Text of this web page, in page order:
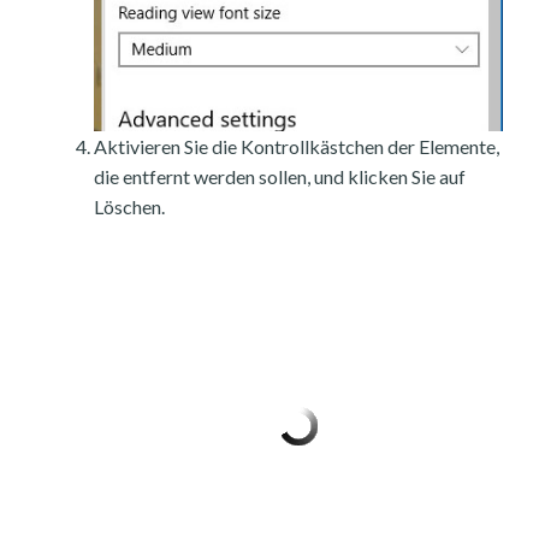
Aktivieren Sie die Kontrollkästchen der Elemente,
die entfernt werden sollen, und klicken Sie auf
Löschen.